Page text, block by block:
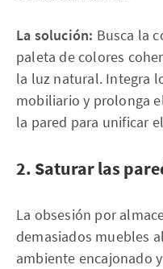
La solución: Busca la
paleta de colores
la luz natural. Integra
mobiliario y prolonga
la pared para unificar
2. Saturar las
La obsesión por
demasiados muebles
ambiente encajonado